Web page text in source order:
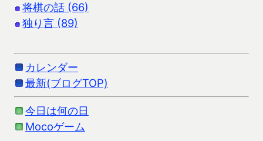
将棋の話 (66)
独り言 (89)
カレンダー
最新(ブログTOP)
今日は何の日
Mocoゲーム